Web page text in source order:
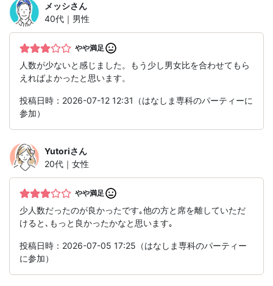
メッシさん
40代｜男性
やや満足
人数が少ないと感じました。もう少し男女比を合わせてもら
えればよかったと思います。
投稿日時：2026-07-12 12:31（はなしま専科のパーティーに
参加）
Yutoriさん
20代｜女性
やや満足
少人数だったのが良かったです｡他の方と席を離していただ
けると､もっと良かったかなと思います｡
投稿日時：2026-07-05 17:25（はなしま専科のパーティー
に参加）